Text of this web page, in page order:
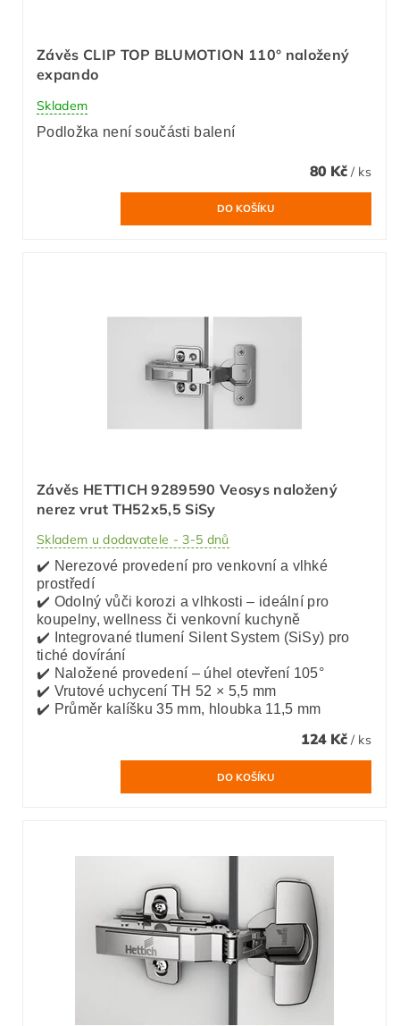
Závěs CLIP TOP BLUMOTION 110° naložený
expando
Skladem
Podložka není součásti balení
80 Kč / ks
Závěs HETTICH 9289590 Veosys naložený
nerez vrut TH52x5,5 SiSy
Skladem u dodavatele - 3-5 dnů
✔️ Nerezové provedení pro venkovní a vlhké
prostředí
✔️ Odolný vůči korozi a vlhkosti – ideální pro
koupelny, wellness či venkovní kuchyně
✔️ Integrované tlumení Silent System (SiSy) pro
tiché dovírání
✔️ Naložené provedení – úhel otevření 105°
✔️ Vrutové uchycení TH 52 × 5,5 mm
✔️ Průměr kalíšku 35 mm, hloubka 11,5 mm
124 Kč / ks